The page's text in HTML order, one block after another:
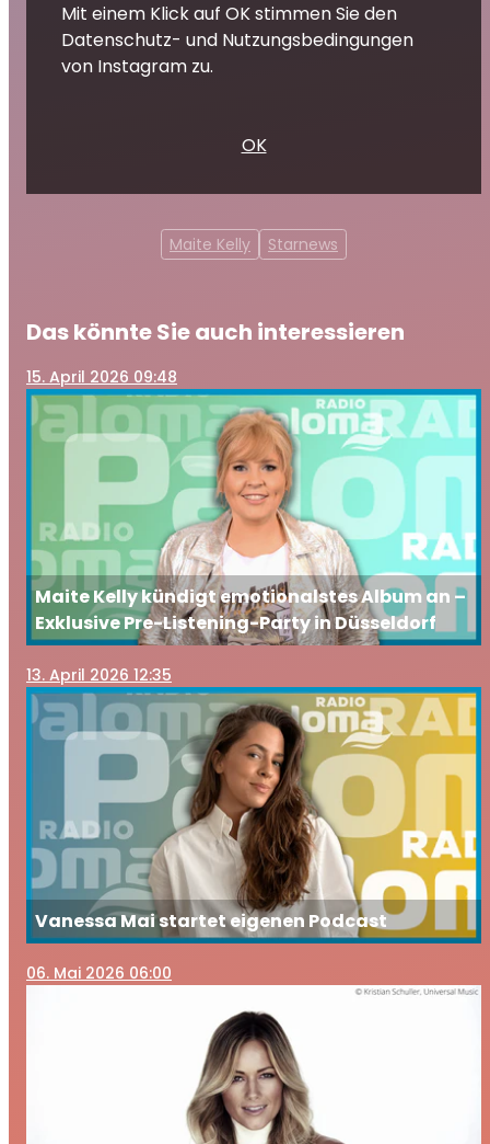
Mit einem Klick auf OK stimmen Sie den
Datenschutz- und Nutzungsbedingungen
von Instagram zu.
OK
Maite Kelly Starnews
Das könnte Sie auch interessieren
15. April 2026 09:48
Maite Kelly kündigt emotionalstes Album an –
Exklusive Pre-Listening-Party in Düsseldorf
13. April 2026 12:35
Vanessa Mai startet eigenen Podcast
06. Mai 2026 06:00